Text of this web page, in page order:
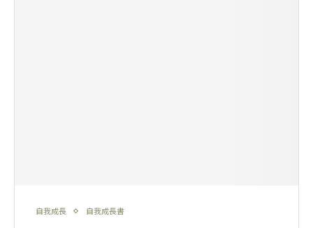
自我成長 自我成長書